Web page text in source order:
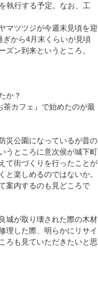
執行する予定。なお、工
マツツジが今週末見頃を迎
から4月末くらいが見頃
ン到来というところ。
か？
カフェ』で始めたのが最
災公園になっているが昔の
うところに意次侯が城下町
て街づくりを行ったことが
楽しめるのではないか。
案内するのも見どころで
城が取り壊された際の木材
理した際、明らかにリサイ
ろも見ていただきたいと思